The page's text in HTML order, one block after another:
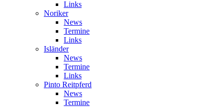
Links
Noriker
News
Termine
Links
Isländer
News
Termine
Links
Pinto Reitpferd
News
Termine